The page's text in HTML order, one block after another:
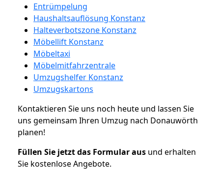
Entrümpelung
Haushaltsauflösung Konstanz
Halteverbotszone Konstanz
Möbellift Konstanz
Möbeltaxi
Möbelmitfahrzentrale
Umzugshelfer Konstanz
Umzugskartons
Kontaktieren Sie uns noch heute und lassen Sie
uns gemeinsam Ihren Umzug nach Donauwörth
planen!
Füllen Sie jetzt das Formular aus und erhalten
Sie kostenlose Angebote.